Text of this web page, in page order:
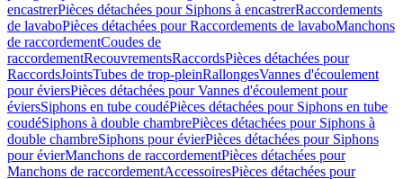
encastrerPièces détachées pour Siphons à encastrerRaccordements
de lavaboPièces détachées pour Raccordements de lavaboManchons
de raccordementCoudes de
raccordementRecouvrementsRaccordsPièces détachées pour
RaccordsJointsTubes de trop-pleinRallongesVannes d'écoulement
pour éviersPièces détachées pour Vannes d'écoulement pour
éviersSiphons en tube coudéPièces détachées pour Siphons en tube
coudéSiphons à double chambrePièces détachées pour Siphons à
double chambreSiphons pour évierPièces détachées pour Siphons
pour évierManchons de raccordementPièces détachées pour
Manchons de raccordementAccessoiresPièces détachées pour